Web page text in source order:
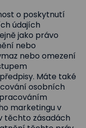
o poskytnutí
údajích
jako právo
nebo
nebo omezení
Máte také
osobních
marketingu v
těchto zásadách